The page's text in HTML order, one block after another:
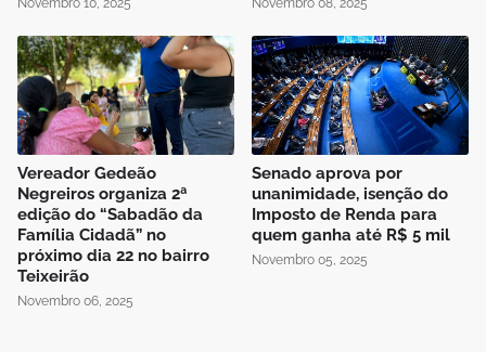
Novembro 10, 2025 Novembro 08, 2025
Vereador Gedeão
Negreiros organiza 2ª
edição do “Sabadão da
Família Cidadã” no
próximo dia 22 no bairro
Teixeirão
Novembro 06, 2025
Senado aprova por
unanimidade, isenção do
Imposto de Renda para
quem ganha até R$ 5 mil
Novembro 05, 2025